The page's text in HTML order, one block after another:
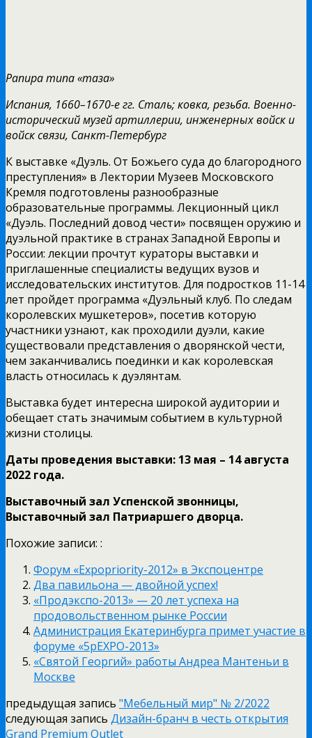
Рапира типа «таза»
Испания, 1660–1670-е гг. Сталь; ковка, резьба. Военно-
исторический музей артиллерии, инженерных войск и
войск связи, Санкт-Петербург
К выставке «Дуэль. От Божьего суда до благородного
преступления» в Лектории Музеев Московского
Кремля подготовлены разнообразные
образовательные программы. Лекционный цикл
«Дуэль. Последний довод чести» посвящен оружию и
дуэльной практике в странах Западной Европы и
России: лекции прочтут кураторы выставки и
приглашенные специалисты ведущих вузов и
исследовательских институтов. Для подростков 11-14
лет пройдет программа «Дуэльный клуб. По следам
королевских мушкетеров», посетив которую
участники узнают, как проходили дуэли, какие
существовали представления о дворянской чести,
чем заканчивались поединки и как королевская
власть относилась к дуэлянтам.
Выставка будет интересна широкой аудитории и
обещает стать значимым событием в культурной
жизни столицы.
Даты проведения выставки: 13 мая – 14 августа
2022 года.
Выставочный зал Успенской звонницы,
Выставочный зал Патриаршего дворца.
Похожие записи: :
Форум «Expopriority-2012» в Экспоцентре
Два павильона — двойной успех!
«Продэкспо-2013» — 20 лет успеха на
продовольственном рынке России
Администрация Екатеринбурга примет участие в
форуме «5pEXPO-2013»
«Святой Георгий» работы Андреа Мантеньи в
Москве
предыдущая запись "Мебельный мир" № 2/2022
следующая запись Дизайн-бранч в честь открытия
Grand Premium Outlet